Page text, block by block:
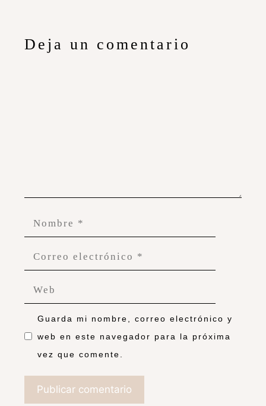
Deja un comentario
Guarda mi nombre, correo electrónico y
web en este navegador para la próxima
vez que comente.